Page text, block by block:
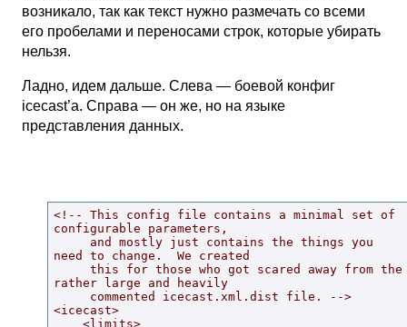
возникало, так как текст нужно размечать со всеми
его пробелами и переносами строк, которые убирать
нельзя.
Ладно, идем дальше. Слева — боевой конфиг
icecast’а. Справа — он же, но на языке
представления данных.
<!-- This config file contains a minimal set of
configurable parameters,
need to change.  We created
rather large and heavily
<icecast>